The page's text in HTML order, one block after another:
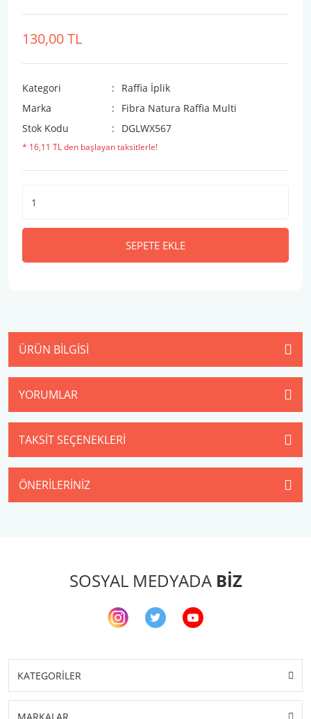
130,00 TL
Kategori
Raffia İplik
Marka
Fibra Natura Raffia Multi
Stok Kodu
DGLWX567
* 16,11 TL den başlayan taksitlerle!
SEPETE EKLE
ÜRÜN BILGISI
YORUMLAR
TAKSIT SEÇENEKLERI
ÖNERILERINIZ
SOSYAL MEDYADA BİZ
KATEGORİLER